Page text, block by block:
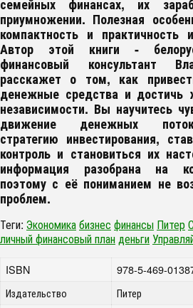
семейных финансах, их
приумножении. Полезная
компактность и практичность
Автор этой книги -
финансовый консультант
расскажет о том, как
денежные средства и достичь
независимости. Вы научитесь
движение денежных
стратегию инвестирования,
контроль и становиться их
информация разобрана на
поэтому с её пониманием не
проблем.
Теги: Экономикабизнес финансы Питер
личный финансовый планденьги
ISBN
978-5-469-
Издательство
Питер